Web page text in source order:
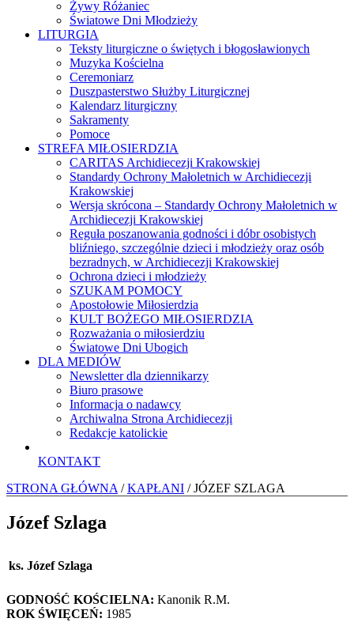
Żywy Różaniec
Światowe Dni Młodzieży
LITURGIA
Teksty liturgiczne o świętych i błogosławionych
Muzyka Kościelna
Ceremoniarz
Duszpasterstwo Służby Liturgicznej
Kalendarz liturgiczny
Sakramenty
Pomoce
STREFA MIŁOSIERDZIA
CARITAS Archidiecezji Krakowskiej
Standardy Ochrony Małoletnich w Archidiecezji
Krakowskiej
Wersja skrócona – Standardy Ochrony Małoletnich w
Archidiecezji Krakowskiej
Reguła poszanowania godności i dóbr osobistych
bliźniego, szczególnie dzieci i młodzieży oraz osób
bezradnych, w Archidiecezji Krakowskiej
Ochrona dzieci i młodzieży
SZUKAM POMOCY
Apostołowie Miłosierdzia
KULT BOŻEGO MIŁOSIERDZIA
Rozważania o miłosierdziu
Światowe Dni Ubogich
DLA MEDIÓW
Newsletter dla dziennikarzy
Biuro prasowe
Informacja o nadawcy
Archiwalna Strona Archidiecezji
Redakcje katolickie
KONTAKT
STRONA GŁÓWNA /KAPŁANI / JÓZEF SZLAGA
Józef Szlaga
ks. Józef Szlaga
GODNOŚĆ KOŚCIELNA: Kanonik R.M.
ROK ŚWIĘCEŃ: 1985